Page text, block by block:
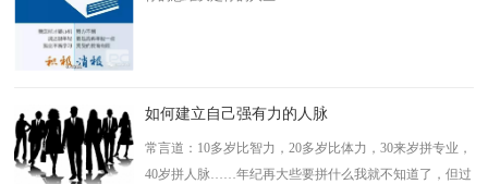
如何建立自己强有力的人脉
常言道：10多岁比智力，20多岁比体力，30来岁拼专业，
40岁拼人脉……年纪再大些要拼什么我就不知道了，但过